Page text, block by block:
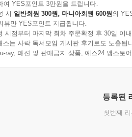
YES포인트 3만원을 드립니다.
시 일반회원 300원, 마니아회원 600원의
뷰만 YES포인트 지급됩니다.
시점부터 마지막 회차 주문확정 후 30일 이
는 사락 독서모임 게시판 후기로도 노출됩
ray, 패션 및 판매금지 상품, 예스24 앱스토
등록된
첫번째